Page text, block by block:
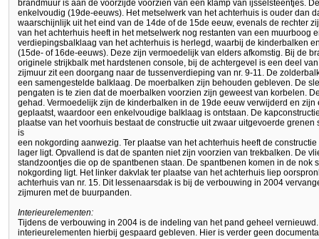
brandmuur is aan de voorzijde voorzien van een klamp van ijsselsteentjes.
enkelvoudig (19de-eeuws). Het metselwerk van het achterhuis is ouder dan
waarschijnlijk uit het eind van de 14de of de 15de eeuw, evenals de rechter
van het achterhuis heeft in het metselwerk nog restanten van een muurboog
verdiepingsbalklaag van het achterhuis is herlegd, waarbij de kinderbalken
(15de- of 16de-eeuws). Deze zijn vermoedelijk van elders afkomstig. Bij de
originele strijkbalk met hardstenen console, bij de achtergevel is een deel
zijmuur zit een doorgang naar de tussenverdieping van nr. 9-11. De
een samengestelde balklaag. De moerbalken zijn behouden gebleven. De
pengaten is te zien dat de moerbalken voorzien zijn geweest van korbelen.
gehad. Vermoedelijk zijn de kinderbalken in de 19de eeuw verwijderd en
geplaatst, waardoor een enkelvoudige balklaag is ontstaan. De
plaatse van het voorhuis bestaat de constructie uit zwaar uitgevoerde
is
een nokgording aanwezig. Ter plaatse van het achterhuis heeft de
lager ligt. Opvallend is dat de spanten niet zijn voorzien van trekbalken. De
standzoontjes die op de spantbenen staan. De spantbenen komen in de nok
nokgording ligt. Het linker dakvlak ter plaatse van het achterhuis liep
achterhuis van nr. 15. Dit lessenaarsdak is bij de verbouwing in 2004
zijmuren met de buurpanden.
Interieurelementen:
Tijdens de verbouwing in 2004 is de indeling van het pand geheel
interieurelementen hierbij gespaard gebleven. Hier is verder geen